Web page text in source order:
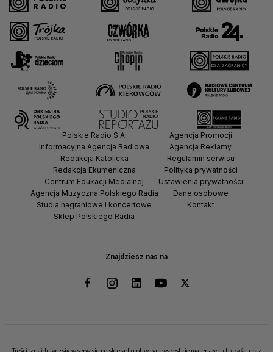
Znajdziesz nas na
Polskie Radio S.A.
Informacyjna Agencja Radiowa
Redakcja Katolicka
Redakcja Ekumeniczna
Centrum Edukacji Medialnej
Agencja Muzyczna Polskiego Radia
Studia nagraniowe i koncertowe
Sklep Polskiego Radia
Agencja Promocji
Agencja Reklamy
Regulamin serwisu
Polityka prywatności
Ustawienia prywatności
Dane osobowe
Kontakt